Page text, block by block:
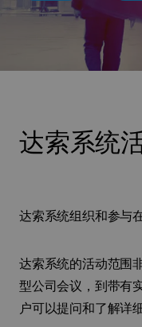
达索系统
达索系统组织和参与
达索系统的活动范围
型公司会议，到带有
户可以提问和了解详